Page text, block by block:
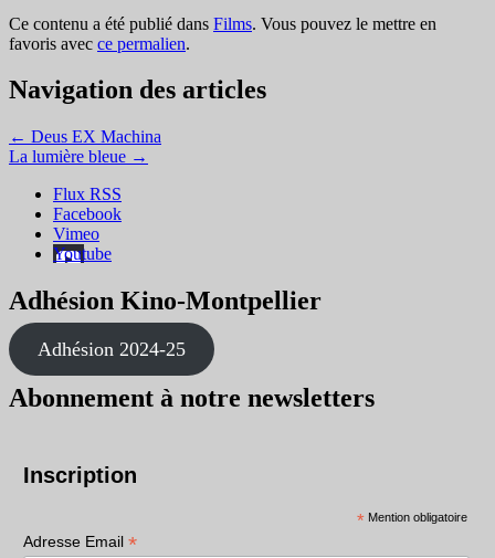
Ce contenu a été publié dans Films. Vous pouvez le mettre en
favoris avec ce permalien.
Navigation des articles
← Deus EX Machina
La lumière bleue →
Flux RSS
Facebook
Vimeo
Youtube
Adhésion Kino-Montpellier
Adhésion 2024-25
Abonnement à notre newsletters
Inscription
* Mention obligatoire
Adresse Email *